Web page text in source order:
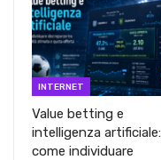
INTERNET
Value betting e
intelligenza artificiale:
come individuare